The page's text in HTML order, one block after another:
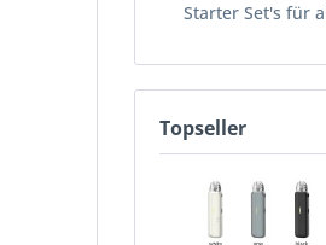
Starter Set's für
Topseller